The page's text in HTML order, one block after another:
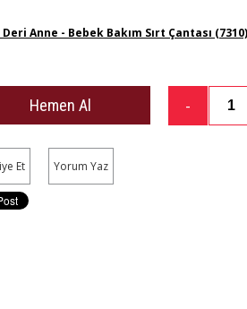
Anne - Bebek Bakım Sırt Çantası (7310)
Et Yorum Yaz